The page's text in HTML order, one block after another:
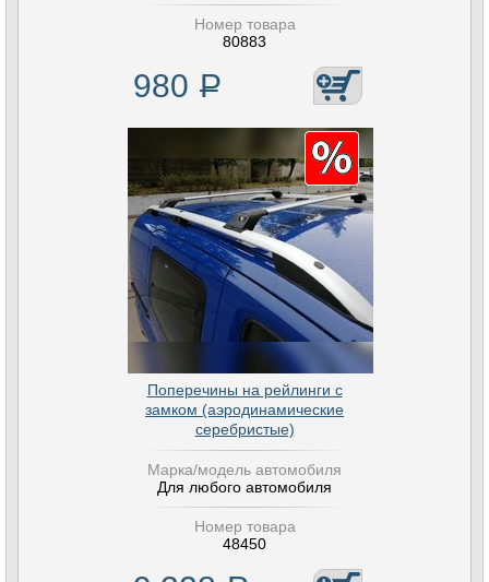
Номер товара
80883
980 Р
Поперечины на рейлинги с
замком (аэродинамические
серебристые)
Марка/модель автомобиля
Для любого автомобиля
Номер товара
48450